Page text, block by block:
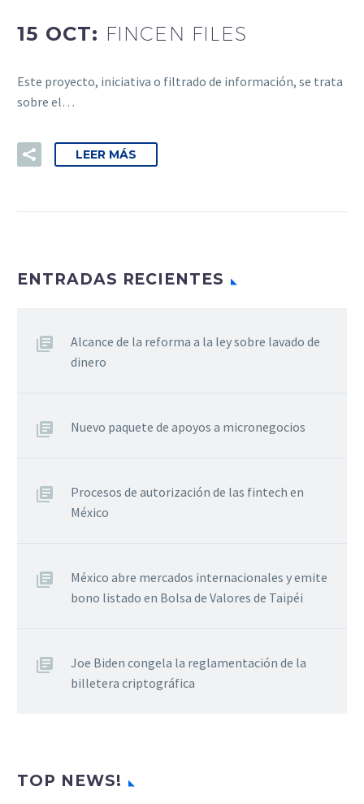
15 OCT: FINCEN FILES
Este proyecto, iniciativa o filtrado de información, se trata
sobre el…
LEER MÁS
ENTRADAS RECIENTES
Alcance de la reforma a la ley sobre lavado de
dinero
Nuevo paquete de apoyos a micronegocios
Procesos de autorización de las fintech en
México
México abre mercados internacionales y emite
bono listado en Bolsa de Valores de Taipéi
Joe Biden congela la reglamentación de la
billetera criptográfica
TOP NEWS!